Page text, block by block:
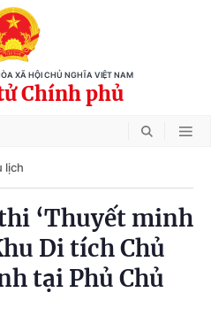
XÃ HỘI CHỦ NGHĨA VIỆT NAM
Chính phủ
lịch
‘Thuyết minh
Di tích Chủ
tại Phủ Chủ